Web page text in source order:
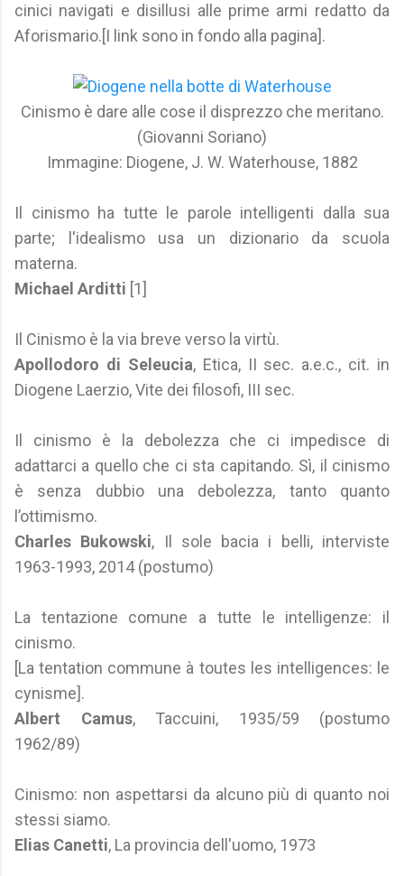
cinici navigati e disillusi alle prime armi redatto da
Aforismario.[I link sono in fondo alla pagina].
Cinismo è dare alle cose il disprezzo che meritano.
(Giovanni Soriano)
Immagine: Diogene, J. W. Waterhouse, 1882
Il cinismo ha tutte le parole intelligenti dalla sua
parte; l'idealismo usa un dizionario da scuola
materna.
Michael Arditti [1]
Il Cinismo è la via breve verso la virtù.
Apollodoro di Seleucia, Etica, II sec. a.e.c., cit. in
Diogene Laerzio, Vite dei filosofi, III sec.
Il cinismo è la debolezza che ci impedisce di
adattarci a quello che ci sta capitando. Sì, il cinismo
è senza dubbio una debolezza, tanto quanto
l’ottimismo.
Charles Bukowski, Il sole bacia i belli, interviste
1963-1993, 2014 (postumo)
La tentazione comune a tutte le intelligenze: il
cinismo.
[La tentation commune à toutes les intelligences: le
cynisme].
Albert Camus, Taccuini, 1935/59 (postumo
1962/89)
Cinismo: non aspettarsi da alcuno più di quanto noi
stessi siamo.
Elias Canetti, La provincia dell'uomo, 1973